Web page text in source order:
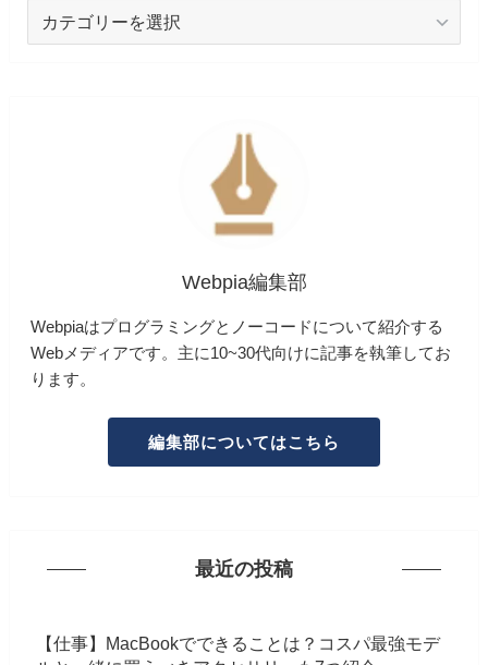
Webpia編集部
Webpiaはプログラミングとノーコードについて紹介する
Webメディアです。主に10~30代向けに記事を執筆してお
ります。
編集部についてはこちら
最近の投稿
【仕事】MacBookでできることは？コスパ最強モデ